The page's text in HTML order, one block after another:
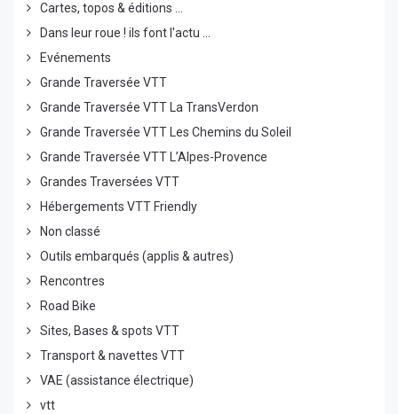
Cartes, topos & éditions ...
Dans leur roue ! ils font l'actu ...
Evénements
Grande Traversée VTT
Grande Traversée VTT La TransVerdon
Grande Traversée VTT Les Chemins du Soleil
Grande Traversée VTT L’Alpes-Provence
Grandes Traversées VTT
Hébergements VTT Friendly
Non classé
Outils embarqués (applis & autres)
Rencontres
Road Bike
Sites, Bases & spots VTT
Transport & navettes VTT
VAE (assistance électrique)
vtt